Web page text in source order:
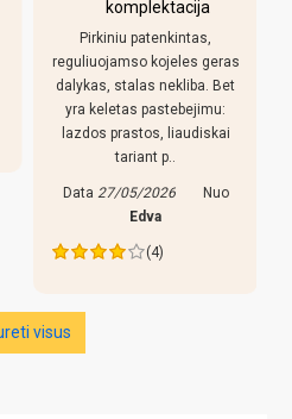
komplektacija
Pirkiniu patenkintas,
reguliuojamso kojeles geras
dalykas, stalas nekliba. Bet
yra keletas pastebejimu:
lazdos prastos, liaudiskai
tariant p..
Data 27/05/2026
Nuo
Edva
(4)
visus